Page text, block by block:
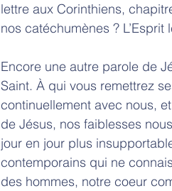
lettre aux Corinthiens,
nos catéchumènes ? L’Esprit
Encore une autre parole de
Saint. À qui vous remettrez
continuellement avec nous,
de Jésus, nos faiblesses
jour en jour plus
contemporains qui ne
des hommes, notre coeur